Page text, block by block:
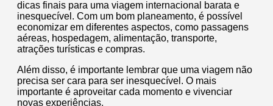
dicas finais para uma viagem internacional barata e
inesquecível. Com um bom planeamento, é possível
economizar em diferentes aspectos, como passagens
aéreas, hospedagem, alimentação, transporte,
atrações turísticas e compras.
Além disso, é importante lembrar que uma viagem não
precisa ser cara para ser inesquecível. O mais
importante é aproveitar cada momento e vivenciar
novas experiências.